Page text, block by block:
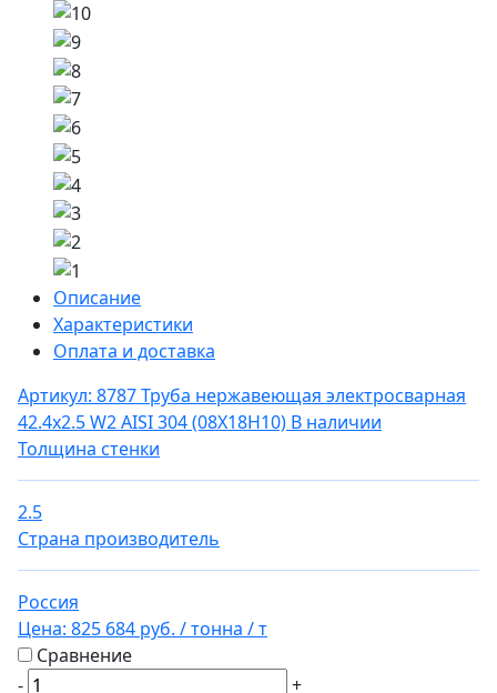
Описание
Характеристики
Оплата и доставка
Артикул: 8787Труба нержавеющая электросварная
42.4х2.5 W2 AISI 304 (08Х18Н10) В наличии
Толщина стенки
2.5
Страна производитель
Россия
Цена: 825 684 руб. / тонна / т
Сравнение
-
+